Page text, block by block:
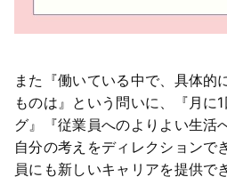
また『働いている中で、具体的
ものは』という問いに、『月に
グ』『従業員へのよりよい生活
自分の考えをディレクションで
員にも新しいキャリアを提供で